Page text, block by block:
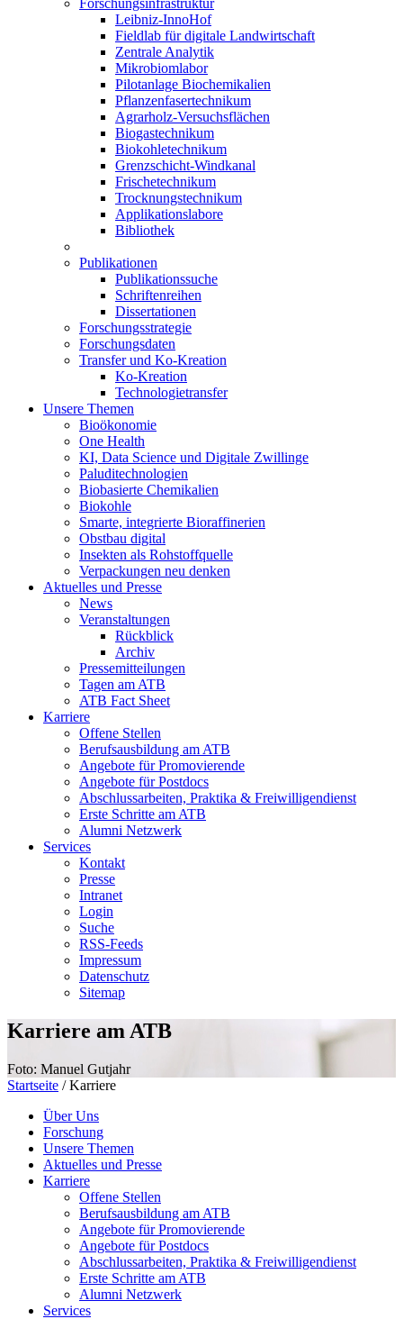
Forschungsinfrastruktur
Leibniz-InnoHof
Fieldlab für digitale Landwirtschaft
Zentrale Analytik
Mikrobiomlabor
Pilotanlage Biochemikalien
Pflanzenfasertechnikum
Agrarholz-Versuchsflächen
Biogastechnikum
Biokohletechnikum
Grenzschicht-Windkanal
Frischetechnikum
Trocknungstechnikum
Applikationslabore
Bibliothek
Publikationen
Publikationssuche
Schriftenreihen
Dissertationen
Forschungsstrategie
Forschungsdaten
Transfer und Ko-Kreation
Ko-Kreation
Technologietransfer
Unsere Themen
Bioökonomie
One Health
KI, Data Science und Digitale Zwillinge
Paluditechnologien
Biobasierte Chemikalien
Biokohle
Smarte, integrierte Bioraffinerien
Obstbau digital
Insekten als Rohstoffquelle
Verpackungen neu denken
Aktuelles und Presse
News
Veranstaltungen
Rückblick
Archiv
Pressemitteilungen
Tagen am ATB
ATB Fact Sheet
Karriere
Offene Stellen
Berufsausbildung am ATB
Angebote für Promovierende
Angebote für Postdocs
Abschlussarbeiten, Praktika & Freiwilligendienst
Erste Schritte am ATB
Alumni Netzwerk
Services
Kontakt
Presse
Intranet
Login
Suche
RSS-Feeds
Impressum
Datenschutz
Sitemap
Karriere am ATB
Foto: Manuel Gutjahr
Startseite /Karriere
Über Uns
Forschung
Unsere Themen
Aktuelles und Presse
Karriere
Offene Stellen
Berufsausbildung am ATB
Angebote für Promovierende
Angebote für Postdocs
Abschlussarbeiten, Praktika & Freiwilligendienst
Erste Schritte am ATB
Alumni Netzwerk
Services